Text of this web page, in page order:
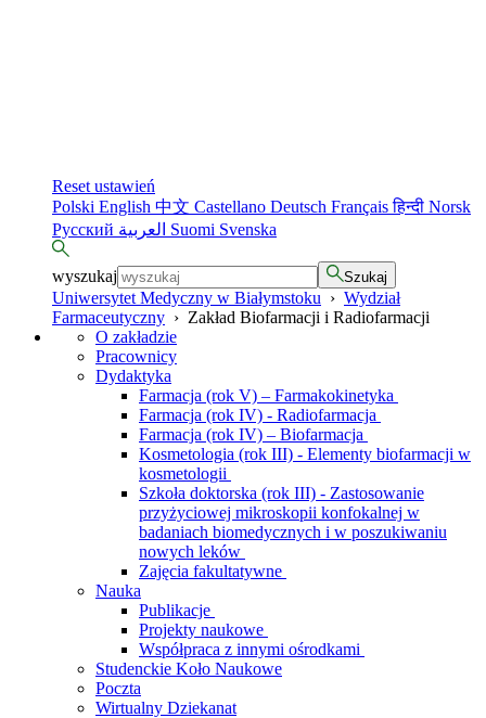
Reset ustawień
Polski English 中文 Castellano Deutsch Françaisहिन्दी Norsk
Русский
Suomi Svenska
wyszukaj Szukaj
Uniwersytet Medyczny w Białymstoku › Wydział
Farmaceutyczny › Zakład Biofarmacji i Radiofarmacji
O zakładzie
Pracownicy
Dydaktyka
Farmacja (rok V) – Farmakokinetyka
Farmacja (rok IV) - Radiofarmacja
Farmacja (rok IV) – Biofarmacja
Kosmetologia (rok III) - Elementy biofarmacji w
kosmetologii
Szkoła doktorska (rok III) - Zastosowanie
przyżyciowej mikroskopii konfokalnej w
badaniach biomedycznych i w poszukiwaniu
nowych leków
Zajęcia fakultatywne
Nauka
Publikacje
Projekty naukowe
Współpraca z innymi ośrodkami
Studenckie Koło Naukowe
Poczta
Wirtualny Dziekanat